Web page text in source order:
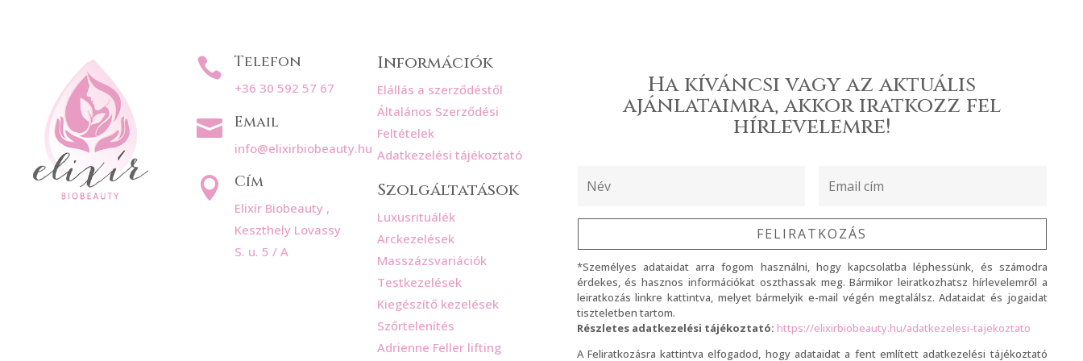
 Telefon
+36 30 592 57 67
 Email
info@elixirbiobeauty.hu
 Cím
Elixír Biobeauty ,
Keszthely Lovassy
S. u. 5 / A
Információk
Elállás a szerződéstől
Általános Szerződési
Feltételek
Adatkezelési tájékoztató
Szolgáltatások
Luxusrituálék
Arckezelések
Masszázsvariációk
Testkezelések
Kiegészítő kezelések
Szőrtelenítés
Adrienne Feller lifting
Ha kíváncsi vagy az aktuális
ajánlataimra, akkor iratkozz fel
hírlevelemre!
FELIRATKOZÁS
*Személyes adataidat arra fogom használni, hogy kapcsolatba léphessünk, és számodra
érdekes, és hasznos információkat oszthassak meg. Bármikor leiratkozhatsz hírlevelemről a
leiratkozás linkre kattintva, melyet bármelyik e-mail végén megtalálsz. Adataidat és jogaidat
tiszteletben tartom.
Részletes adatkezelési tájékoztató: https://elixirbiobeauty.hu/adatkezelesi-tajekoztato
A Feliratkozásra kattintva elfogadod, hogy adataidat a fent említett adatkezelési tájékoztató